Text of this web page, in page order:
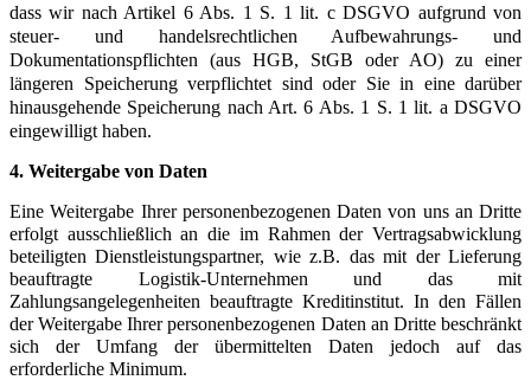
dass wir nach Artikel 6 Abs. 1 S. 1 lit. c DSGVO aufgrund von
steuer- und handelsrechtlichen Aufbewahrungs- und
Dokumentationspflichten (aus HGB, StGB oder AO) zu einer
längeren Speicherung verpflichtet sind oder Sie in eine darüber
hinausgehende Speicherung nach Art. 6 Abs. 1 S. 1 lit. a DSGVO
eingewilligt haben.
4. Weitergabe von Daten
Eine Weitergabe Ihrer personenbezogenen Daten von uns an Dritte
erfolgt ausschließlich an die im Rahmen der Vertragsabwicklung
beteiligten Dienstleistungspartner, wie z.B. das mit der Lieferung
beauftragte Logistik-Unternehmen und das mit
Zahlungsangelegenheiten beauftragte Kreditinstitut. In den Fällen
der Weitergabe Ihrer personenbezogenen Daten an Dritte beschränkt
sich der Umfang der übermittelten Daten jedoch auf das
erforderliche Minimum.